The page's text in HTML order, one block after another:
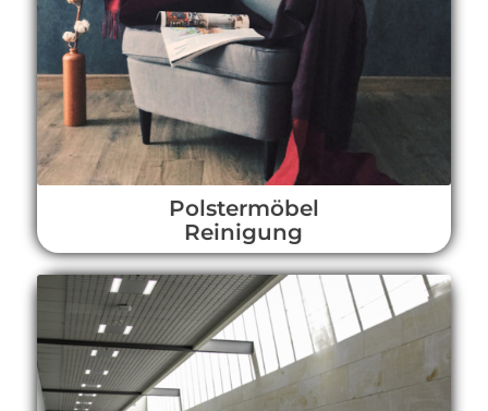
Polstermöbel
Reinigung